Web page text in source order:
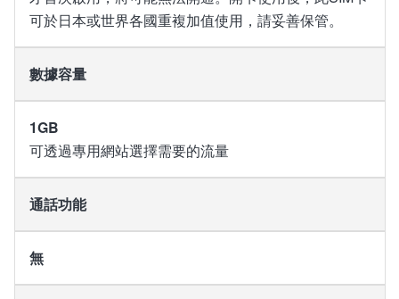
可於日本或世界各國重複加值使用，請妥善保管。
數據容量
1GB
可透過專用網站選擇需要的流量
通話功能
無